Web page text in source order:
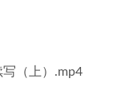
（上）.mp4